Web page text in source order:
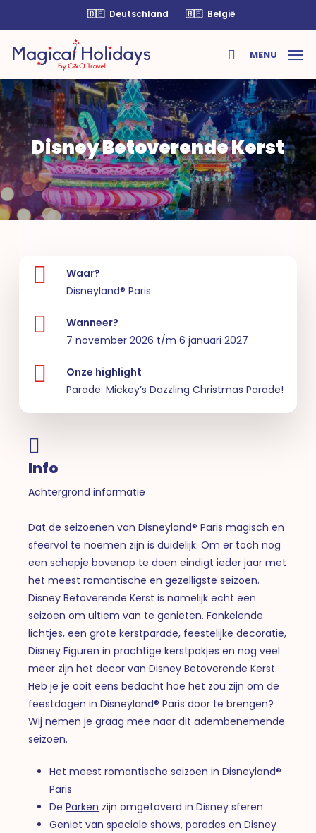
main
content
🇩🇪 Deutschland 🇧🇪 België
search
MENU
Disney Betoverende Kerst
Waar?
Disneyland® Paris
Wanneer?
7 november 2026 t/m 6 januari 2027
Onze highlight
Parade: Mickey’s Dazzling Christmas Parade!
Info
Achtergrond informatie
Dat de seizoenen van Disneyland® Paris magisch en
sfeervol te noemen zijn is duidelijk. Om er toch nog
een schepje bovenop te doen eindigt ieder jaar met
het meest romantische en gezelligste seizoen.
Disney Betoverende Kerst is namelijk echt een
seizoen om ultiem van te genieten. Fonkelende
lichtjes, een grote kerstparade, feestelijke decoratie,
Disney Figuren in prachtige kerstpakjes en nog veel
meer zijn het decor van Disney Betoverende Kerst.
Heb je je ooit eens bedacht hoe het zou zijn om de
feestdagen in Disneyland® Paris door te brengen?
Wij nemen je graag mee naar dit adembenemende
seizoen.
Het meest romantische seizoen in Disneyland®
Paris
DeParken zijn omgetoverd in Disney sferen
Geniet van speciale shows, parades en Disney